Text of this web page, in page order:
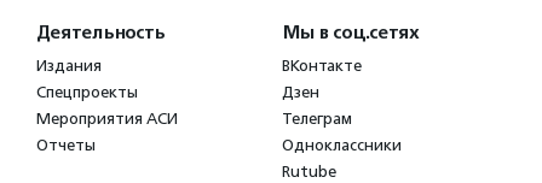
Деятельность
Издания
Спецпроекты
Мероприятия АСИ
Отчеты
Мы в соц.сетях
ВКонтакте
Дзен
Телеграм
Одноклассники
Rutube